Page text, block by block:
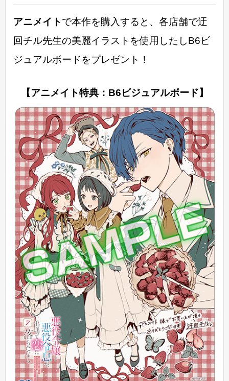
アニメイトで本作を購入すると、各店舗で迂
回チル先生の美麗イラストを使用したしB6ビ
ジュアルボードをプレゼント！
【アニメイト特典：B6ビジュアルボード】